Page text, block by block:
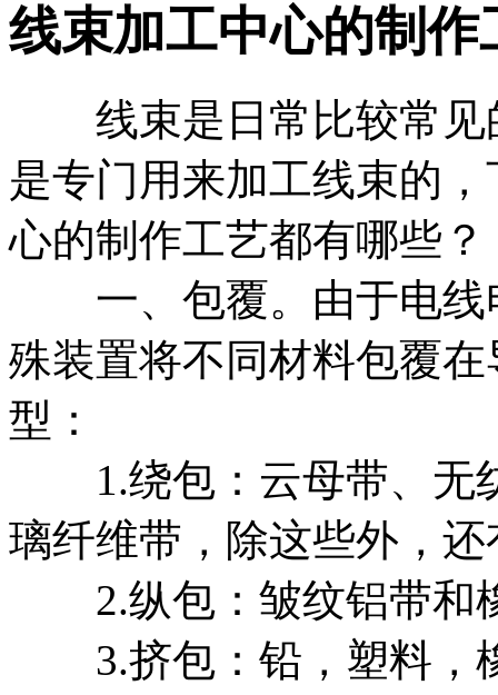
线束加工中心的制作
线束是日常比较常见
是专门用来加工线束的
心的制作工艺都有哪些？
一、包覆。由于电线
殊装置将不同材料包覆
型：
1.绕包：云母带、无
璃纤维带，除这些外，
2.纵包：皱纹铝带和
3.挤包：铅，塑料，